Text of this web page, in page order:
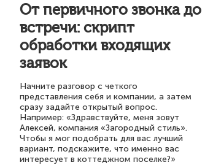
От первичного звонка до
встречи: скрипт
обработки входящих
заявок
Начните разговор с четкого
представления себя и компании, а затем
сразу задайте открытый вопрос.
Например: «Здравствуйте, меня зовут
Алексей, компания «Загородный стиль».
Чтобы я мог подобрать для вас лучший
вариант, подскажите, что именно вас
интересует в коттеджном поселке?»